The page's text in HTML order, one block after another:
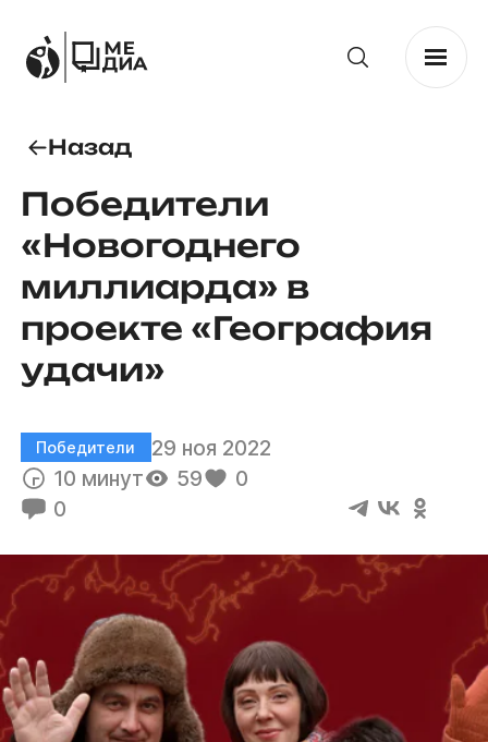
Назад
Победители
«Новогоднего
миллиарда» в
проекте «География
удачи»
Победители
29 ноя 2022
10 минут
59
0
0